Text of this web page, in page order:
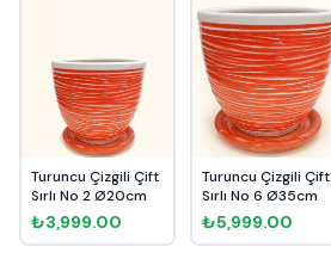
Turuncu Çizgili Çift
Sırlı No 2 Ø20cm
₺3,999.00
Turuncu Çizgili Çift
Sırlı No 6 Ø35cm
₺5,999.00